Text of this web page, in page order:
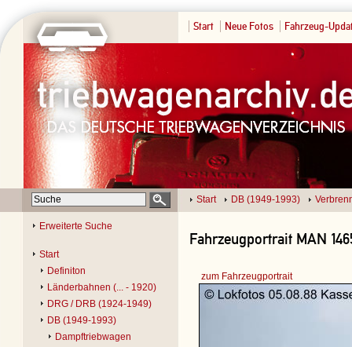
Start Neue Fotos Fahrzeug-
Start DB (1949-1993)
Erweiterte Suche
Start
Definiton
Länderbahnen (... - 1920)
DRG / DRB (1924-1949)
DB (1949-1993)
Dampftriebwagen
Fahrzeugportrait MAN
zum Fahrzeugportrait